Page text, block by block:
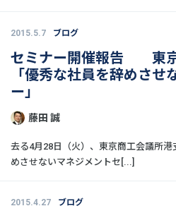
2015.5.7 ブログ
セミナー開催報告 東京
「優秀な社員を辞めさ
ー」
藤田 誠
去る4月28日（火）、東京商工会議所
めさせないマネジメントセ[...]
2015.4.27 ブログ